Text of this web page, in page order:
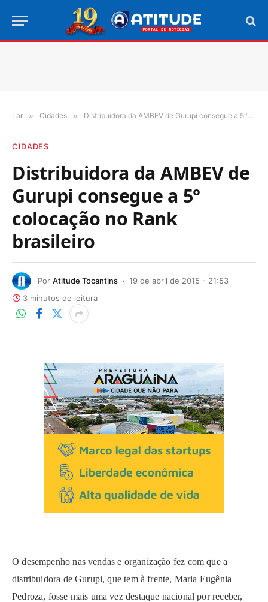
Lar » Cidades » Distribuidora da AMBEV de Gurupi consegue a 5° colocação no Rank brasileiro
CIDADES
Distribuidora da AMBEV de
Gurupi consegue a 5°
colocação no Rank
brasileiro
Por Atitude Tocantins
19 de abril de 2015 - 21:53
3 minutos de leitura
O desempenho nas vendas e organização fez com que a
distribuidora de Gurupi, que tem à frente, Maria Eugênia
Pedroza, fosse mais uma vez destaque nacional por receber,